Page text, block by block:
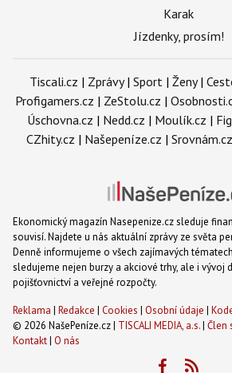
Karak
Jízdenky, prosím!
Tiscali.cz | Zprávy| Sport | Ženy|
Profigamers.cz | ZeStolu.cz |
Úschovna.cz | Nedd.cz | Moulík.cz |
CZhity.cz | Našepeníze.cz | Srovnám.cz
Ekonomický magazín Nasepenize.cz sleduje
souvisí. Najdete u nás aktuální zprávy ze světa
Denně informujeme o všech zajímavých
sledujeme nejen burzy a akciové trhy, ale i vývoj
pojišťovnictví a veřejné rozpočty.
Reklama | Redakce | Cookies | Osobní údaje |
© 2026 NašePeníze.cz | TISCALI MEDIA, a.s.| Člen
Kontakt| O nás